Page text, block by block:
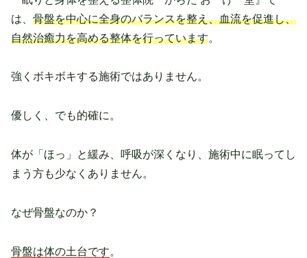
は、 骨盤を中心に全身のバランスを整え、血流を促進し、
自然治癒力を高める整体を行っています。
強くボキボキする施術ではありません。
優しく、でも的確に。
体が「ほっ」と緩み、呼吸が深くなり、施術中に眠ってし
まう方も少なくありません。
なぜ骨盤なのか？
骨盤は体の土台です。